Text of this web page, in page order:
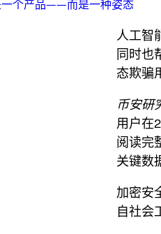
一个产品——而是一种姿态
人工智
同时也
态欺骗
币安研
用户在
阅读完
关键数
加密安
自社会